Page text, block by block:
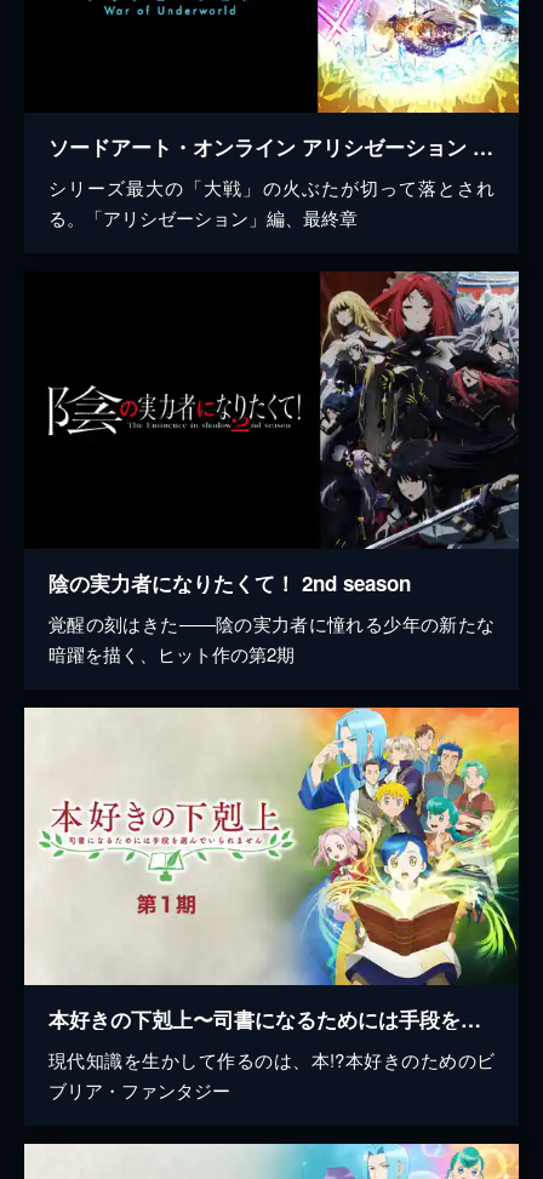
ソードアート・オンライン アリシゼーション War of Underworld
シリーズ最大の「大戦」の火ぶたが切って落とされ
る。「アリシゼーション」編、最終章
陰の実力者になりたくて！ 2nd season
覚醒の刻はきた――陰の実力者に憧れる少年の新たな
暗躍を描く、ヒット作の第2期
本好きの下剋上〜司書になるためには手段を選んでいられません〜 第1期
現代知識を生かして作るのは、本!?本好きのためのビ
ブリア・ファンタジー